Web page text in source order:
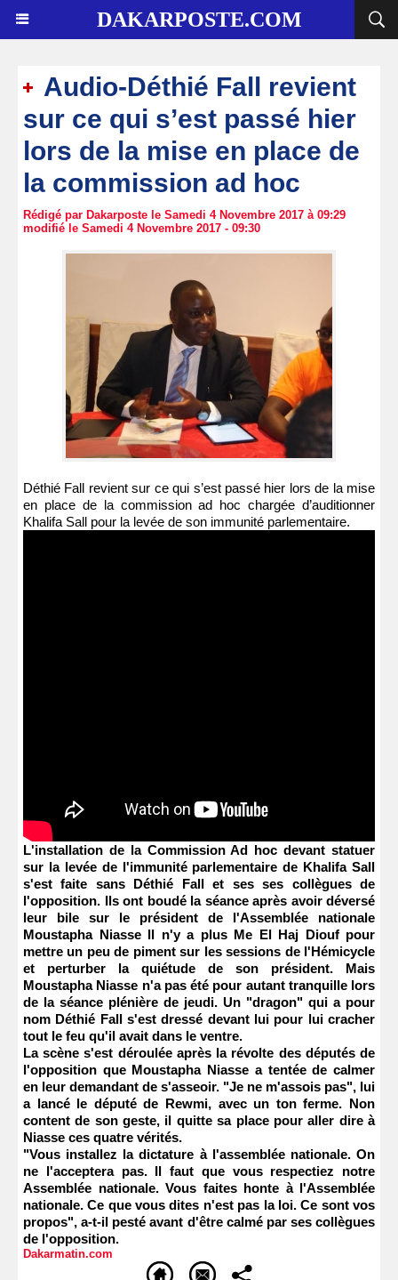
DAKARPOSTE.COM
Audio-Déthié Fall revient
sur ce qui s’est passé hier
lors de la mise en place de
la commission ad hoc
Rédigé par Dakarposte le Samedi 4 Novembre 2017 à 09:29
modifié le Samedi 4 Novembre 2017 - 09:30
Déthié Fall revient sur ce qui s’est passé hier lors de la mise
en place de la commission ad hoc chargée d’auditionner
Khalifa Sall pour la levée de son immunité parlementaire.
L'installation de la Commission Ad hoc devant statuer
sur la levée de l'immunité parlementaire de Khalifa Sall
s'est faite sans Déthié Fall et ses ses collègues de
l'opposition. Ils ont boudé la séance après avoir déversé
leur bile sur le président de l'Assemblée nationale
Moustapha Niasse ll n'y a plus Me El Haj Diouf pour
mettre un peu de piment sur les sessions de l'Hémicycle
et perturber la quiétude de son président. Mais
Moustapha Niasse n'a pas été pour autant tranquille lors
de la séance plénière de jeudi. Un "dragon" qui a pour
nom Déthié Fall s'est dressé devant lui pour lui cracher
tout le feu qu'il avait dans le ventre.
La scène s'est déroulée après la révolte des députés de
l'opposition que Moustapha Niasse a tentée de calmer
en leur demandant de s'asseoir. "Je ne m'assois pas", lui
a lancé le député de Rewmi, avec un ton ferme. Non
content de son geste, il quitte sa place pour aller dire à
Niasse ces quatre vérités.
"Vous installez la dictature à l'assemblée nationale. On
ne l'acceptera pas. Il faut que vous respectiez notre
Assemblée nationale. Vous faites honte à l'Assemblée
nationale. Ce que vous dites n'est pas la loi. Ce sont vos
propos", a-t-il pesté avant d'être calmé par ses collègues
de l'opposition.
Dakarmatin.com